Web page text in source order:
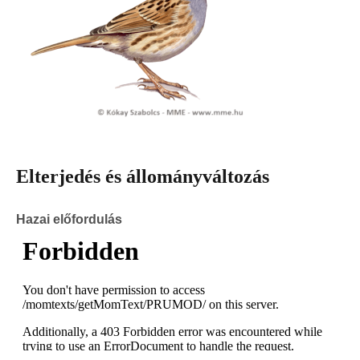
Elterjedés és állományváltozás
Hazai előfordulás